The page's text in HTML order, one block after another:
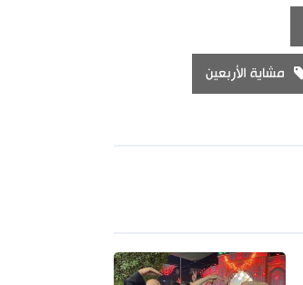
مشاية الأربعين